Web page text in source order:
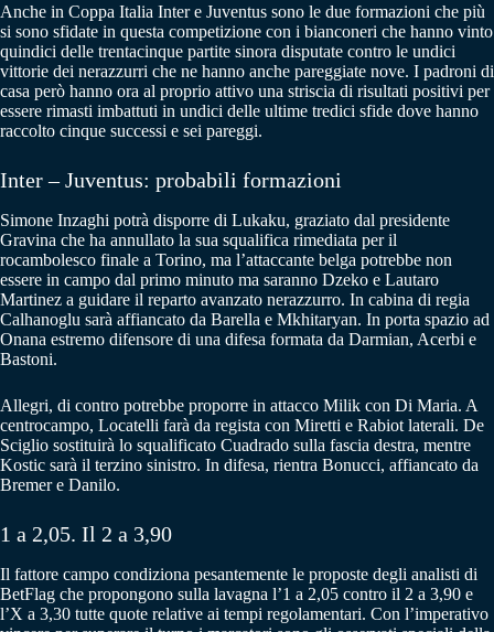
Anche in Coppa Italia Inter e Juventus sono le due formazioni che più
si sono sfidate in questa competizione con i bianconeri che hanno vinto
quindici delle trentacinque partite sinora disputate contro le undici
vittorie dei nerazzurri che ne hanno anche pareggiate nove. I padroni di
casa però hanno ora al proprio attivo una striscia di risultati positivi per
essere rimasti imbattuti in undici delle ultime tredici sfide dove hanno
raccolto cinque successi e sei pareggi.
Inter – Juventus: probabili formazioni
Simone Inzaghi potrà disporre di Lukaku, graziato dal presidente
Gravina che ha annullato la sua squalifica rimediata per il
rocambolesco finale a Torino, ma l’attaccante belga potrebbe non
essere in campo dal primo minuto ma saranno Dzeko e Lautaro
Martinez a guidare il reparto avanzato nerazzurro. In cabina di regia
Calhanoglu sarà affiancato da Barella e Mkhitaryan. In porta spazio ad
Onana estremo difensore di una difesa formata da Darmian, Acerbi e
Bastoni.
Allegri, di contro potrebbe proporre in attacco Milik con Di Maria. A
centrocampo, Locatelli farà da regista con Miretti e Rabiot laterali. De
Sciglio sostituirà lo squalificato Cuadrado sulla fascia destra, mentre
Kostic sarà il terzino sinistro. In difesa, rientra Bonucci, affiancato da
Bremer e Danilo.
1 a 2,05. Il 2 a 3,90
Il fattore campo condiziona pesantemente le proposte degli analisti di
BetFlag che propongono sulla lavagna l’1 a 2,05 contro il 2 a 3,90 e
l’X a 3,30 tutte quote relative ai tempi regolamentari. Con l’imperativo